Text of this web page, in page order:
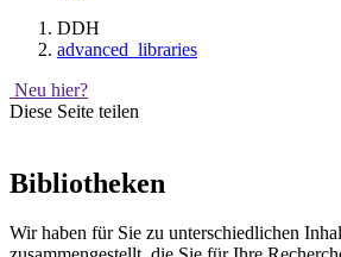
DDH
advanced_libraries
Neu hier?
Diese Seite teilen
Bibliotheken
Wir haben für Sie zu unterschiedlichen